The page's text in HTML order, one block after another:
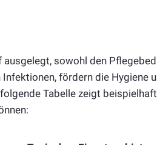
sowohl den
Infektionen, fördern die Hygiene
Tabelle zeigt